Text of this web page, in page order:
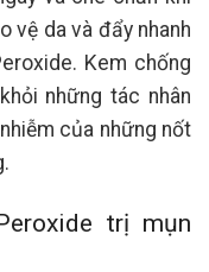
vệ da và đẩy nhanh
Kem chống
những tác nhân
của những nốt
trị mụn